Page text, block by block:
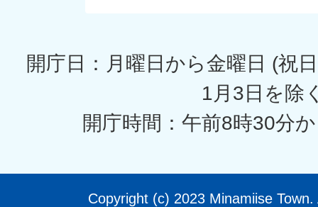
開庁日：月曜日から金曜日 (祝
1月3日を除
開庁時間：午前8時30分
Copyright (c) 2023 Minamiise